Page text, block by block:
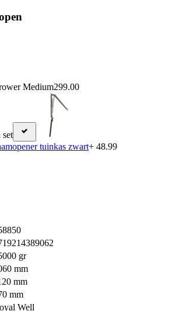
Medium299.00
set
tuinkas zwart+ 48.99
gr
mm
mm
mm
Well